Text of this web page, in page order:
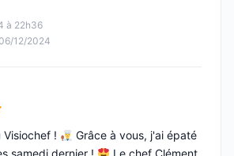
à 22h36
12/2024
5
Visiochef !
Grâce à vous, j'ai épaté